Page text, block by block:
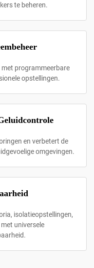
te beheren.
programmeerbare
opstellingen.
en verbetert de
omgevingen.
isolatieopstellingen,
universele